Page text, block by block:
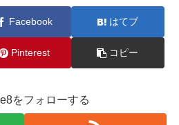
Facebook はてブ
Pinterest コピー
をフォローする